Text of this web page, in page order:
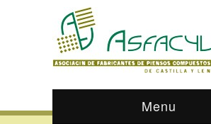
Menu